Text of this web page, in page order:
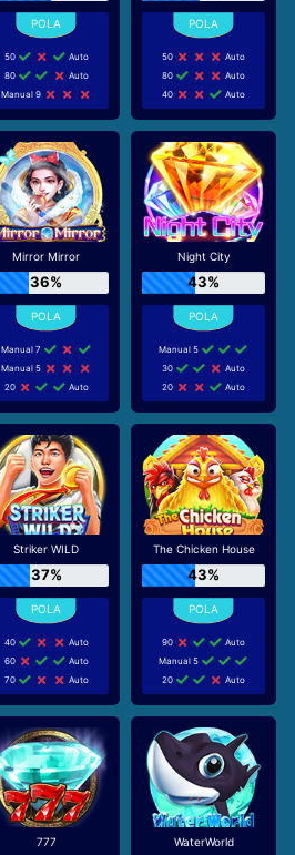
50
Auto
80
Auto
Manual 9
50
Auto
80
Auto
40
Auto
Mirror Mirror
36%
Manual 7
Manual 5
20
Auto
Night City
43%
Manual 5
30
Auto
20
Auto
Striker WILD
37%
40
Auto
60
Auto
70
Auto
The Chicken House
43%
90
Auto
Manual 5
20
Auto
777 WaterWorld